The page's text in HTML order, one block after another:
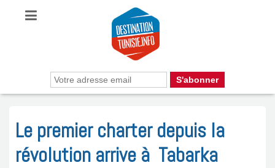
Le premier charter depuis la
révolution arrive à Tabarka